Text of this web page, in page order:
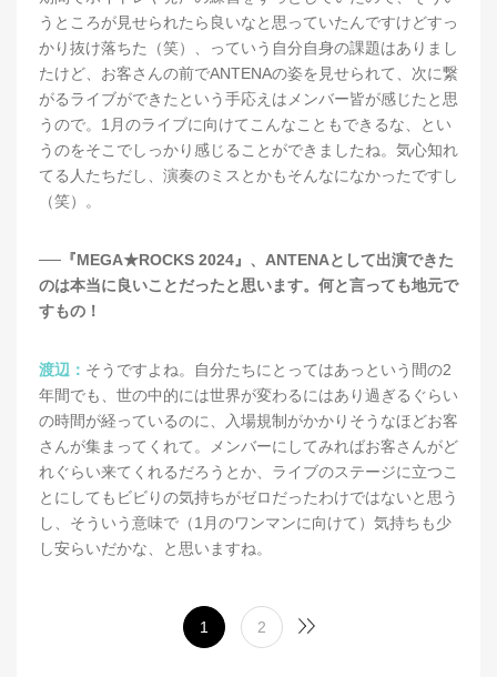
うところが見せられたら良いなと思っていたんですけどすっ
かり抜け落ちた（笑）、っていう自分自身の課題はありまし
たけど、お客さんの前でANTENAの姿を見せられて、次に繋
がるライブができたという手応えはメンバー皆が感じたと思
うので。1月のライブに向けてこんなこともできるな、とい
うのをそこでしっかり感じることができましたね。気心知れ
てる人たちだし、演奏のミスとかもそんなになかったですし
（笑）。
──『MEGA★ROCKS 2024』、ANTENAとして出演できた
のは本当に良いことだったと思います。何と言っても地元で
すもの！
渡辺： そうですよね。自分たちにとってはあっという間の2
年間でも、世の中的には世界が変わるにはあり過ぎるぐらい
の時間が経っているのに、入場規制がかかりそうなほどお客
さんが集まってくれて。メンバーにしてみればお客さんがど
れぐらい来てくれるだろうとか、ライブのステージに立つこ
とにしてもビビりの気持ちがゼロだったわけではないと思う
し、そういう意味で（1月のワンマンに向けて）気持ちも少
し安らいだかな、と思いますね。
1 2